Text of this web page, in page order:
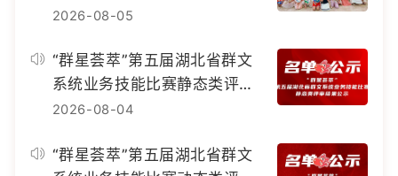
2026-08-05
“群星荟萃”第五届湖北省群文
系统业务技能比赛静态类评审
结果公示
2026-08-04
“群星荟萃”第五届湖北省群文